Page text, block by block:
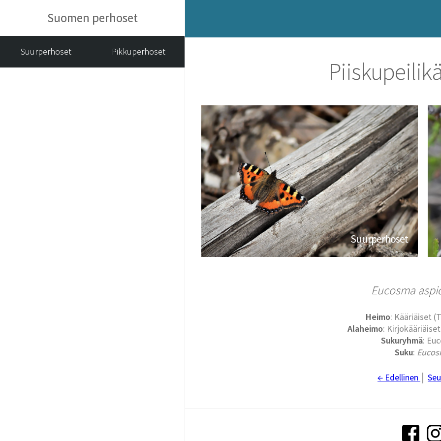
Suomen perhoset
Suurperhoset Pikkuperhoset
Suurperhoset
Eucosma
Heimo: Kääriäiset
Alaheimo:
Sukuryhmä:
Suku:
← Edellinen